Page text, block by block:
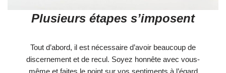
Plusieurs étapes s’imposent
Tout d’abord, il est nécessaire d’avoir beaucoup de
discernement et de recul. Soyez honnête avec vous-